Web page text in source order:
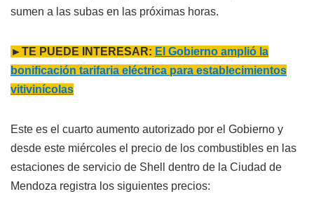
sumen a las subas en las próximas horas.
►TE PUEDE INTERESAR: El Gobierno amplió la
bonificación tarifaria eléctrica para establecimientos
vitivinícolas
Este es el cuarto aumento autorizado por el Gobierno y
desde este miércoles el precio de los combustibles en las
estaciones de servicio de Shell dentro de la Ciudad de
Mendoza registra los siguientes precios: